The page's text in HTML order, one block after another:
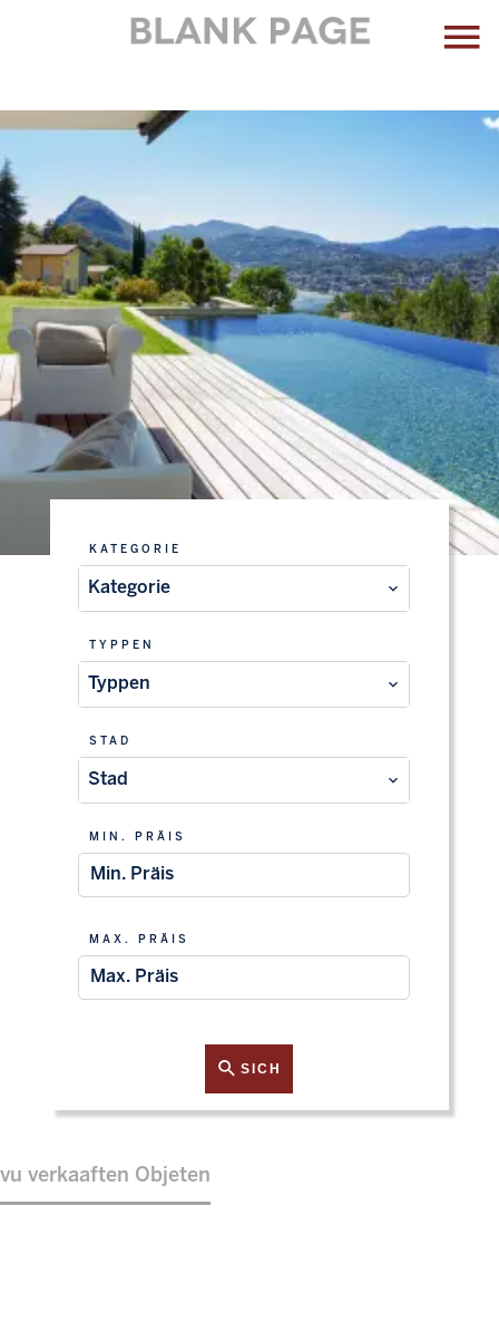
KATEGORIE
Kategorie
TYPPEN
Typpen
STAD
Stad
MIN. PRÄIS
MAX. PRÄIS
SICH
vu verkaaften Objeten